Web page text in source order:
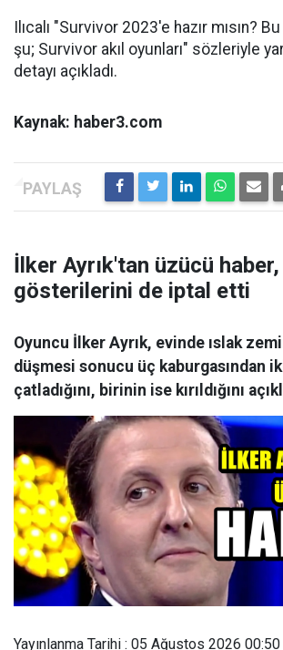
Ilıcalı "Survivor 2023'e hazır mısın?
şu; Survivor akıl oyunları" sözleriyle
detayı açıkladı.
Kaynak: haber3.com
İlker Ayrık'tan üzücü haber,
gösterilerini de iptal etti
Oyuncu İlker Ayrık, evinde ıslak
düşmesi sonucu üç kaburgasından
çatladığını, birinin ise kırıldığını
Yayınlanma Tarihi : 05 Ağustos 2026 00:50